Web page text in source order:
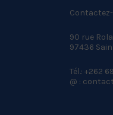
90 rue
97436
Tél.: +262
@ :